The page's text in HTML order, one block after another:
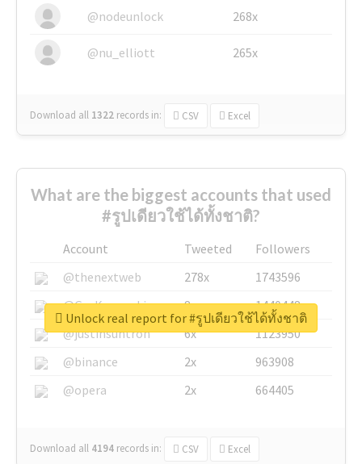
@nodeunlock 268x
@nu_elliott 265x
Download all 1322 records in: CSV Excel
What are the biggest accounts that used
#รูปเดียวใช้ได้ทั้งชาติ?
Account Tweeted
Followers
@thenextweb
278x
1743596
@GuyKawasaki
8x
1440448
@justinsuntron
6x
1123950
@binance
2x
963908
@opera
2x 664405
Download all 4194 records in: CSV Excel
Unlock real report for #รูปเดียวใช้ได้ทั้งชาติ